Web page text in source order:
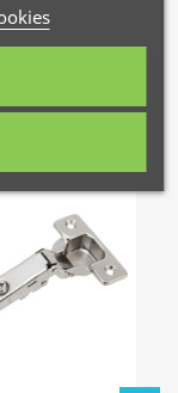
de desejos